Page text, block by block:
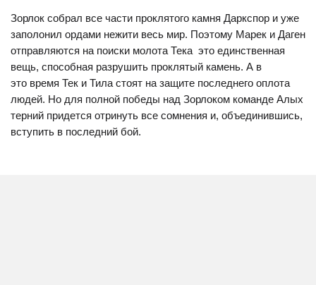
Зорлок собрал все части проклятого камня Даркспор и уже
заполонил ордами нежити весь мир. Поэтому Марек и Даген
отправляются на поиски молота Тека  это единственная
вещь, способная разрушить проклятый камень. А в
это время Тек и Тила стоят на защите последнего оплота
людей. Но для полной победы над Зорлоком команде Алых
терний придется отринуть все сомнения и, объединившись,
вступить в последний бой.